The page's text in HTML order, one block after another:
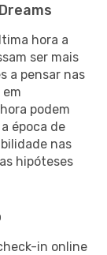
hora a
ser mais
a pensar nas
podem
época de
nas
hipóteses
in online